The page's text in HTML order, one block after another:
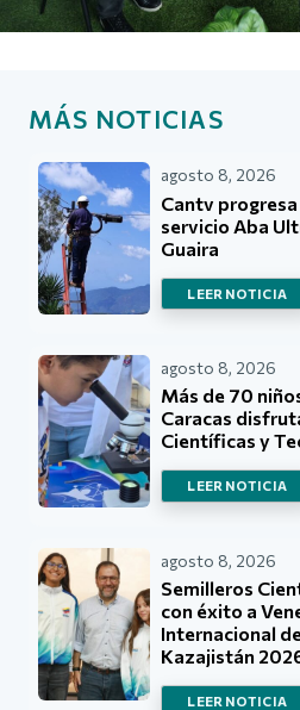
MÁS NOTICIAS
agosto 8, 2026
Cantv progresa
servicio Aba
Guaira
LEER NOTICIA
agosto 8, 2026
Más de 70
Caracas
Científicas y
LEER NOTICIA
agosto 8, 2026
Semilleros
con éxito a
Internacional
Kazajistán
LEER NOTICIA